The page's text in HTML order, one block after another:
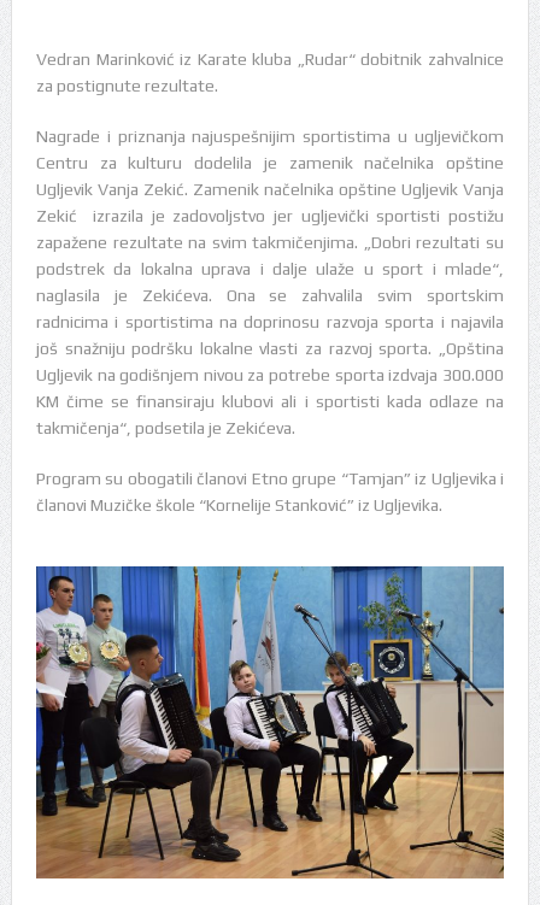
Vedran Marinković iz Karate kluba „Rudar“ dobitnik zahvalnice
za postignute rezultate.
Nagrade i priznanja najuspešnijim sportistima u ugljevičkom
Centru za kulturu dodelila je zamenik načelnika opštine
Ugljevik Vanja Zekić. Zamenik načelnika opštine Ugljevik Vanja
Zekić izrazila je zadovoljstvo jer ugljevički sportisti postižu
zapažene rezultate na svim takmičenjima. „Dobri rezultati su
podstrek da lokalna uprava i dalje ulaže u sport i mlade“,
naglasila je Zekićeva. Ona se zahvalila svim sportskim
radnicima i sportistima na doprinosu razvoja sporta i najavila
još snažniju podršku lokalne vlasti za razvoj sporta. „Opština
Ugljevik na godišnjem nivou za potrebe sporta izdvaja 300.000
KM čime se finansiraju klubovi ali i sportisti kada odlaze na
takmičenja“, podsetila je Zekićeva.
Program su obogatili članovi Etno grupe “Tamjan” iz Ugljevika i
članovi Muzičke škole “Kornelije Stanković” iz Ugljevika.